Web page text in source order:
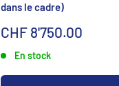
dans le cadre)
Sonderpreis
CHF 8'750.00
En stock